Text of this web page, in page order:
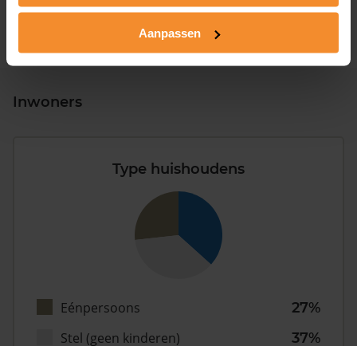
Aanpassen
2008 of later
8%
Inwoners
Type huishoudens
Eénpersoons
27%
Stel (geen kinderen)
37%